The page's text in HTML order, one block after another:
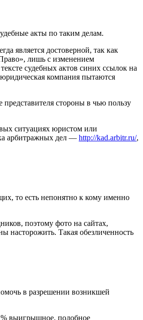
акты по таким делам.
является достоверной, так как
лишь с изменением
судебных актов синих ссылок на
компания пытаются
стороны в чью пользу
ситуациях юристом или
арбитражных дел — http://kad.arbitr.ru/,
то есть непонятно к кому именно
поэтому фото на сайтах,
насторожить. Такая обезличенность
в разрешении возникшей
% выигрышное, подобное